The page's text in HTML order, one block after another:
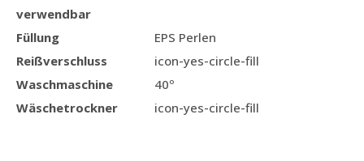
verwendbar
Füllung
EPS Perlen
Reißverschluss
icon-yes-circle-fill
Waschmaschine
40º
Wäschetrockner
icon-yes-circle-fill